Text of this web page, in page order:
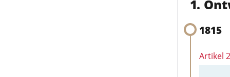
1815
Artikel